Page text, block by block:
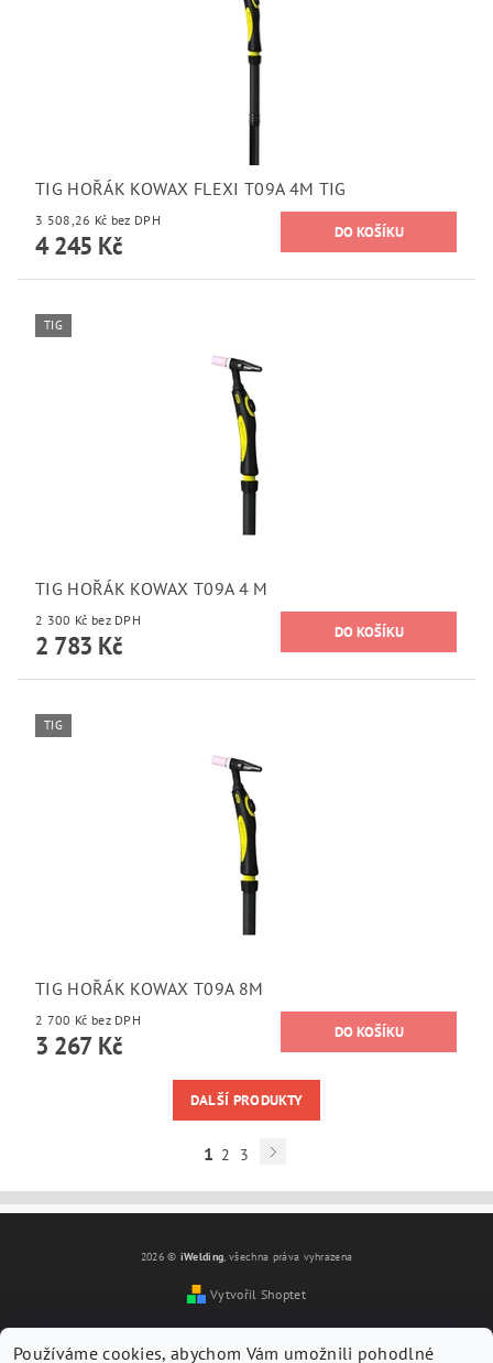
TIG HOŘÁK KOWAX FLEXI T09A 4M TIG
3 508,26 Kč bez DPH
4 245 Kč
TIG
TIG HOŘÁK KOWAX T09A 4 M
2 300 Kč bez DPH
2 783 Kč
TIG
TIG HOŘÁK KOWAX T09A 8M
2 700 Kč bez DPH
3 267 Kč
DALŠÍ PRODUKTY
1 2 3
2026 © iWelding, všechna práva vyhrazena
Vytvořil Shoptet
Používáme cookies, abychom Vám umožnili pohodlné